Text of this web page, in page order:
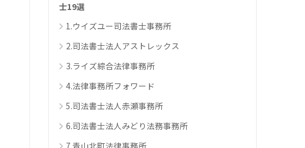
士19選
1.ウイズユー司法書士事務所
2.司法書士法人アストレックス
3.ライズ綜合法律事務所
4.法律事務所フォワード
5.司法書士法人赤瀬事務所
6.司法書士法人みどり法務事務所